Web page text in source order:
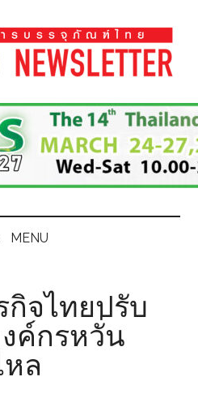
MENU
กิจไทยปรับ
ค์กรหวั่น
ล